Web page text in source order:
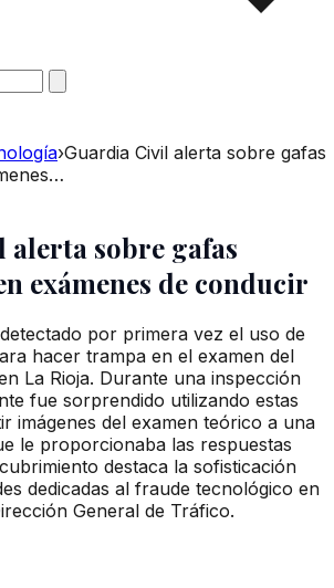
›Guardia Civil alerta sobre gafas
sobre gafas
exámenes de conducir
por primera vez el uso de
hacer trampa en el examen del
La Rioja. Durante una inspección
fue sorprendido utilizando estas
imágenes del examen teórico a una
le proporcionaba las respuestas
destaca la sofisticación
dedicadas al fraude tecnológico en
General de Tráfico.